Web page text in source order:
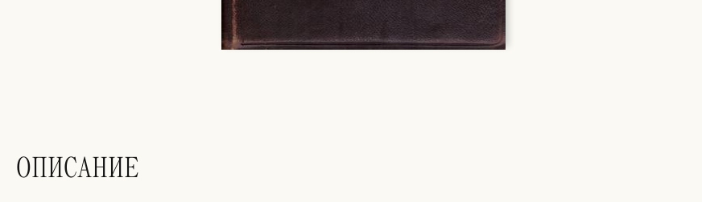
ОПИСАНИЕ